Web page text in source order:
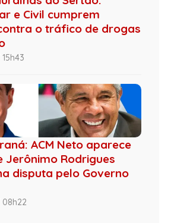
e Civil cumprem
o tráfico de drogas
ACM Neto aparece
Jerônimo Rodrigues
disputa pelo Governo